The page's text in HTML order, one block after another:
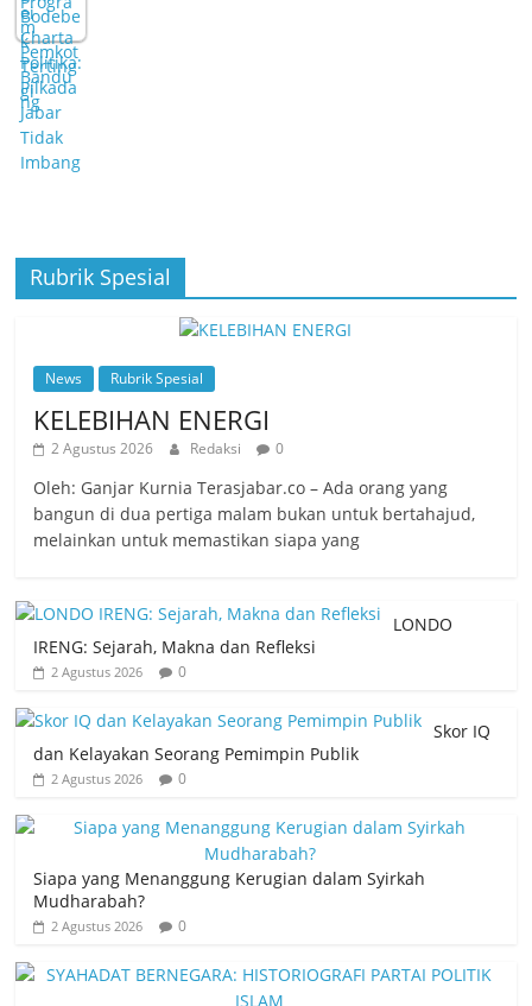
Rubrik Spesial
News Rubrik Spesial
KELEBIHAN ENERGI
2 Agustus 2026 Redaksi 0
Oleh: Ganjar Kurnia Terasjabar.co – Ada orang yang
bangun di dua pertiga malam bukan untuk bertahajud,
melainkan untuk memastikan siapa yang
LONDO
IRENG: Sejarah, Makna dan Refleksi
2 Agustus 2026 0
Skor IQ
dan Kelayakan Seorang Pemimpin Publik
2 Agustus 2026 0
Siapa yang Menanggung Kerugian dalam Syirkah
Mudharabah?
2 Agustus 2026 0